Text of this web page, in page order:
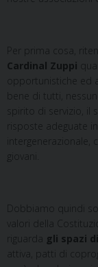
Per prima cosa,
Cardinal Zuppi
opportunistiche ed
bene di tutti,
spirito di servizio, il
risposte adeguate
intergenerazionale,
giovani.
Dobbiamo quindi
valori della
riguarda gli spazi
attiva, patti di